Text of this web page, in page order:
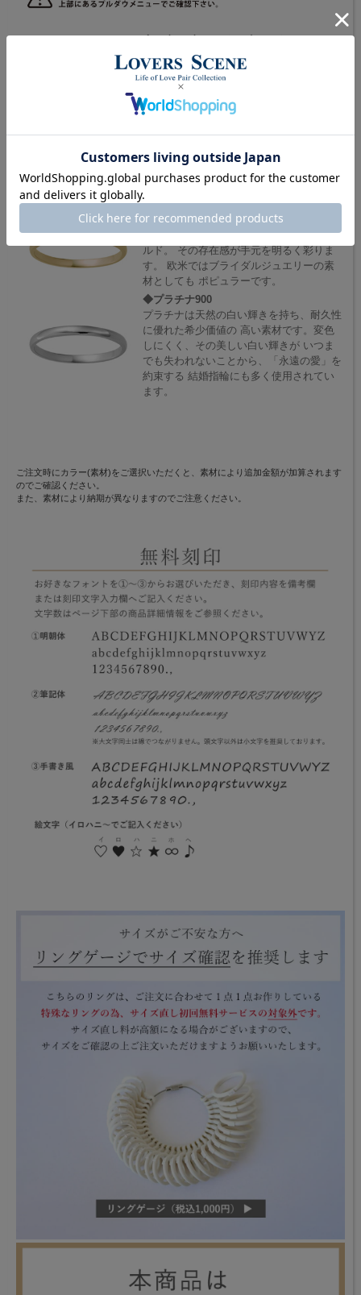
プラチナよりも安価で白く輝くことから人
気の素材です。 ロジウムコーティングが
施され、変色しにくいことが 特徴です。
◆10金/18金ピンクゴールド
にとても人気です。 また日本人の肌に馴
ン性も高く、コーディネートしやすいカラ
ーです。
◆10金/18金イエローゴールド
華やかで美しい輝きが魅力のイエローゴー
ルド。 その存在感が手元を明るく彩りま
す。 欧米ではブライダルジュエリーの素
材としても ポピュラーです。
◆プラチナ900
プラチナは天然の白い輝きを持ち、耐久性
に優れた希少価値の 高い素材です。変色
しにくく、その美しい白い輝きが いつま
でも失われないことから、「永遠の愛」を
約束する 結婚指輪にも多く使用されてい
ます。
ご注文時にカラー(素材)をご選択いただくと、素材により追加金額が加算されます
のでご確認ください。
また、素材により納期が異なりますのでご注意ください。